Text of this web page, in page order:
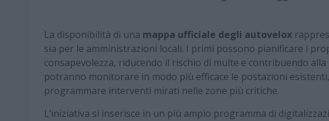
La disponibilità di una mappa ufficiale degli autovelox
sia per le amministrazioni locali. I primi possono pianificare i
consapevolezza, riducendo il rischio di multe e contribuendo alla
potranno monitorare in modo più efficace le postazioni
programmare interventi mirati nelle zone più critiche.
L’iniziativa si inserisce in un più ampio programma di